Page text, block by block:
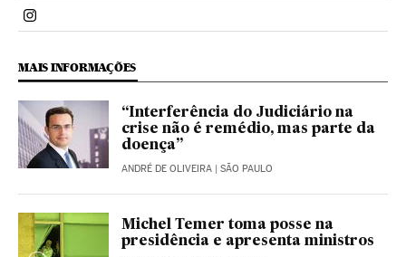
Politica El País Brasil en Instagram
MAIS INFORMAÇÕES
“Interferência do Judiciário na
crise não é remédio, mas parte da
doença”
ANDRÉ DE OLIVEIRA | SÃO PAULO
Michel Temer toma posse na
presidência e apresenta ministros